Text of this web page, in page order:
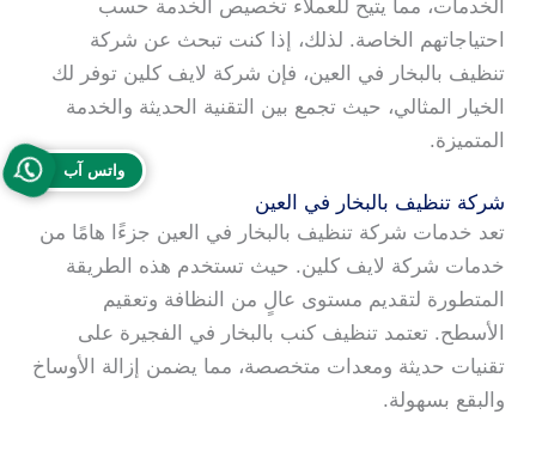
الخدمات، مما يتيح للعملاء تخصيص الخدمة حسب
احتياجاتهم الخاصة. لذلك، إذا كنت تبحث عن شركة
تنظيف بالبخار في العين، فإن شركة لايف كلين توفر لك
الخيار المثالي، حيث تجمع بين التقنية الحديثة والخدمة
المتميزة.
شركة تنظيف بالبخار في العين
تعد خدمات شركة تنظيف بالبخار في العين جزءًا هامًا من
خدمات شركة لايف كلين. حيث تستخدم هذه الطريقة
المتطورة لتقديم مستوى عالٍ من النظافة وتعقيم
الأسطح. تعتمد تنظيف كنب بالبخار في الفجيرة على
تقنيات حديثة ومعدات متخصصة، مما يضمن إزالة الأوساخ
والبقع بسهولة.
واتس آب